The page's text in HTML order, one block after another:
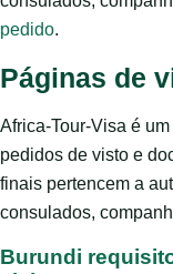
pedido.
Páginas de
Africa-Tour-Visa é
pedidos de visto e
finais pertencem a
consulados,
Burundi